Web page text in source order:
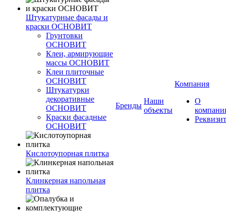
Штукатурные фасады и
краски ОСНОВИТ
Грунтовки
ОСНОВИТ
Клеи, армирующие
массы ОСНОВИТ
Клеи плиточные
ОСНОВИТ
Штукатурки
декоративные
ОСНОВИТ
Краски фасадные
ОСНОВИТ
Кислотоупорная плитка
Клинкерная напольная
плитка
Бренды
Наши
объекты
Компания
О